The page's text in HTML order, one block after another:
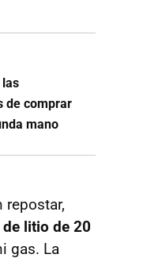
las
de comprar
mano
repostar,
litio de 20
gas. La